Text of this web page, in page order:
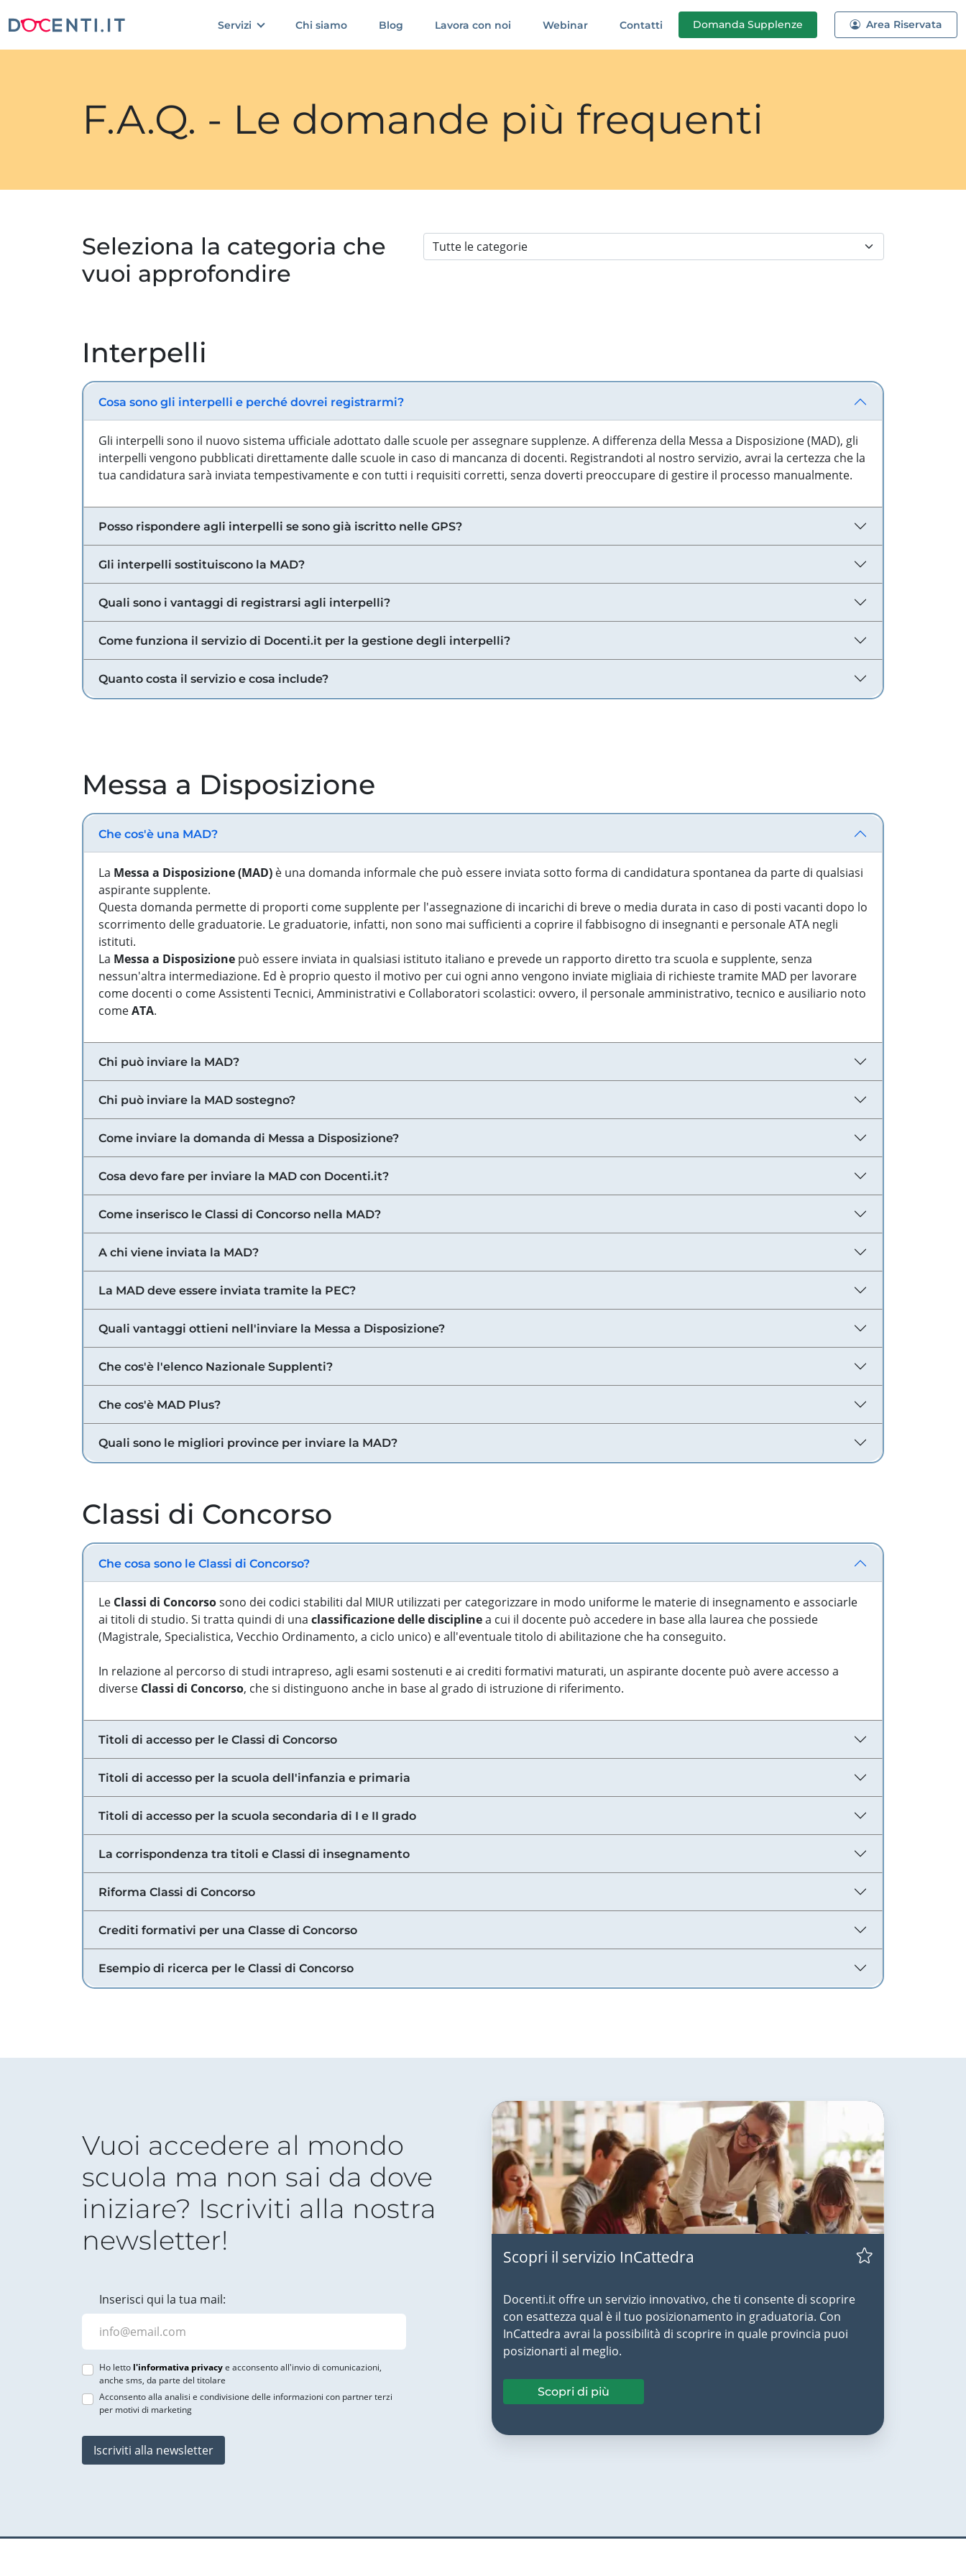
Servizi Chi siamo Blog Lavora con noi Webinar Contatti Domanda Supplenze Area Riservata
F.A.Q. - Le domande più frequenti
Seleziona la categoria che
vuoi approfondire
Interpelli
Cosa sono gli interpelli e perché dovrei registrarmi?
Gli interpelli sono il nuovo sistema ufficiale adottato dalle scuole per assegnare supplenze. A differenza della Messa a Disposizione (MAD), gli
interpelli vengono pubblicati direttamente dalle scuole in caso di mancanza di docenti. Registrandoti al nostro servizio, avrai la certezza che la
tua candidatura sarà inviata tempestivamente e con tutti i requisiti corretti, senza doverti preoccupare di gestire il processo manualmente.
Posso rispondere agli interpelli se sono già iscritto nelle GPS?
Gli interpelli sostituiscono la MAD?
Quali sono i vantaggi di registrarsi agli interpelli?
Come funziona il servizio di Docenti.it per la gestione degli interpelli?
Quanto costa il servizio e cosa include?
Messa a Disposizione
Che cos'è una MAD?
La Messa a Disposizione (MAD) è una domanda informale che può essere inviata sotto forma di candidatura spontanea da parte di qualsiasi
aspirante supplente.
Questa domanda permette di proporti come supplente per l'assegnazione di incarichi di breve o media durata in caso di posti vacanti dopo lo
scorrimento delle graduatorie. Le graduatorie, infatti, non sono mai sufficienti a coprire il fabbisogno di insegnanti e personale ATA negli
istituti.
La Messa a Disposizione può essere inviata in qualsiasi istituto italiano e prevede un rapporto diretto tra scuola e supplente, senza
nessun'altra intermediazione. Ed è proprio questo il motivo per cui ogni anno vengono inviate migliaia di richieste tramite MAD per lavorare
come docenti o come Assistenti Tecnici, Amministrativi e Collaboratori scolastici: ovvero, il personale amministrativo, tecnico e ausiliario noto
comeATA.
Chi può inviare la MAD?
Chi può inviare la MAD sostegno?
Come inviare la domanda di Messa a Disposizione?
Cosa devo fare per inviare la MAD con Docenti.it?
Come inserisco le Classi di Concorso nella MAD?
A chi viene inviata la MAD?
La MAD deve essere inviata tramite la PEC?
Quali vantaggi ottieni nell'inviare la Messa a Disposizione?
Che cos'è l'elenco Nazionale Supplenti?
Che cos'è MAD Plus?
Quali sono le migliori province per inviare la MAD?
Classi di Concorso
Che cosa sono le Classi di Concorso?
Le Classi di Concorsosono dei codici stabiliti dal MIUR utilizzati per categorizzare in modo uniforme le materie di insegnamento e associarle
ai titoli di studio. Si tratta quindi di una classificazione delle disciplinea cui il docente può accedere in base alla laurea che possiede
(Magistrale, Specialistica, Vecchio Ordinamento, a ciclo unico) e all'eventuale titolo di abilitazione che ha conseguito.
In relazione al percorso di studi intrapreso, agli esami sostenuti e ai crediti formativi maturati, un aspirante docente può avere accesso a
diverse Classi di Concorso, che si distinguono anche in base al grado di istruzione di riferimento.
Titoli di accesso per le Classi di Concorso
Titoli di accesso per la scuola dell'infanzia e primaria
Titoli di accesso per la scuola secondaria di I e II grado
La corrispondenza tra titoli e Classi di insegnamento
Riforma Classi di Concorso
Crediti formativi per una Classe di Concorso
Esempio di ricerca per le Classi di Concorso
Vuoi accedere al mondo
scuola ma non sai da dove
iniziare? Iscriviti alla nostra
newsletter!
Inserisci qui la tua mail:
Ho letto l'informativa privacye acconsento all'invio di comunicazioni,
anche sms, da parte del titolare
Acconsento alla analisi e condivisione delle informazioni con partner terzi
per motivi di marketing
Iscriviti alla newsletter
Scopri il servizio InCattedra
Docenti.it offre un servizio innovativo, che ti consente di scoprire
con esattezza qual è il tuo posizionamento in graduatoria. Con
InCattedra avrai la possibilità di scoprire in quale provincia puoi
posizionarti al meglio.
Scopri di più